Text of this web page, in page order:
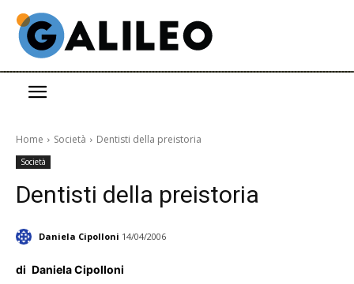
Home Società Dentisti della preistoria
Società
Dentisti della preistoria
Daniela Cipolloni 14/04/2006
di Daniela Cipolloni